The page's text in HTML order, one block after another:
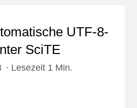
UTF-8-
SciTE
· Lesezeit 1 Min.